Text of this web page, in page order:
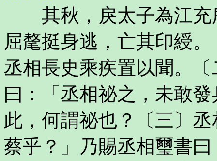
其秋，戾太子為江充
屈氂挺身逃，亡其印綬
丞相長史乘疾置以聞。
曰：「丞相祕之，未敢
此，何謂祕也？〔三〕
蔡乎？」乃賜丞相璽書